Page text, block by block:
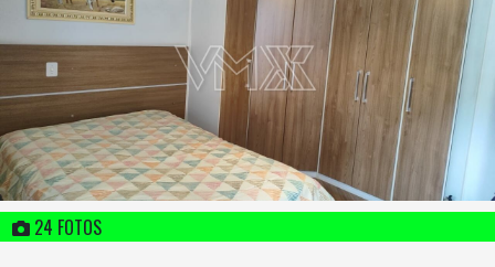
24 FOTOS